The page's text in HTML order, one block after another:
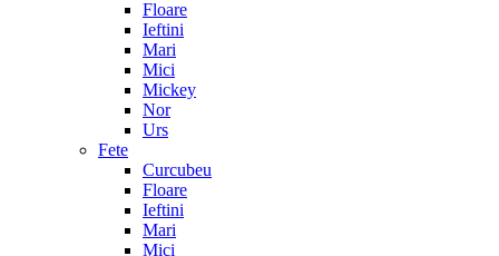
Floare
Ieftini
Mari
Mici
Mickey
Nor
Urs
Fete
Curcubeu
Floare
Ieftini
Mari
Mici